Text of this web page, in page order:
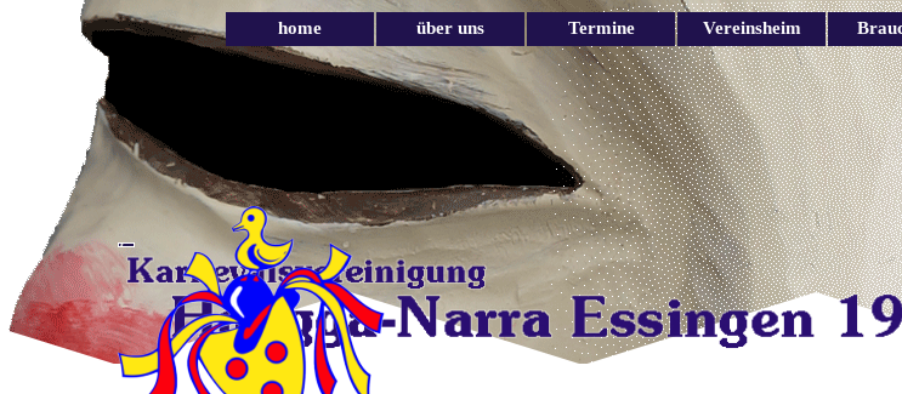
Direkt zum Seiteninhalt
Menü
home über uns ▼
Termine ▼
Vereinsheim